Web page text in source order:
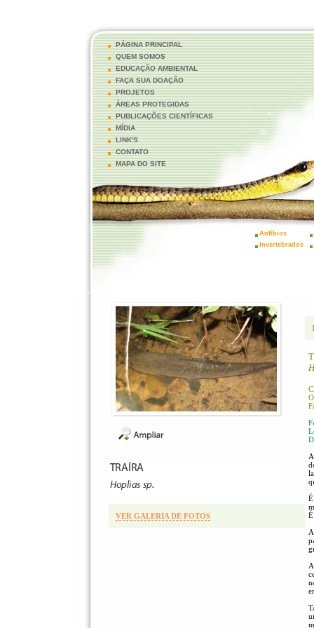
PÁGINA PRINCIPAL
QUEM SOMOS
EDUCAÇÃO AMBIENTAL
FAÇA SUA DOAÇÃO
PROJETOS
ÁREAS PROTEGIDAS
PUBLICAÇÕES CIENTÍFICAS
MÍDIA
LINK'S
CONTATO
MAPA DO SITE
Anfíbios
Invertebrados
VER GALERIA DE FOTOS